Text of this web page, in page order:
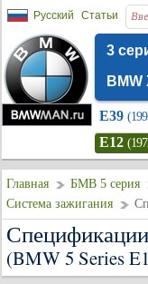
Русский Статьи
3
BMW
E39
E12
Главная БМВ 5 серия
Система зажигания
(BMW 5 Series